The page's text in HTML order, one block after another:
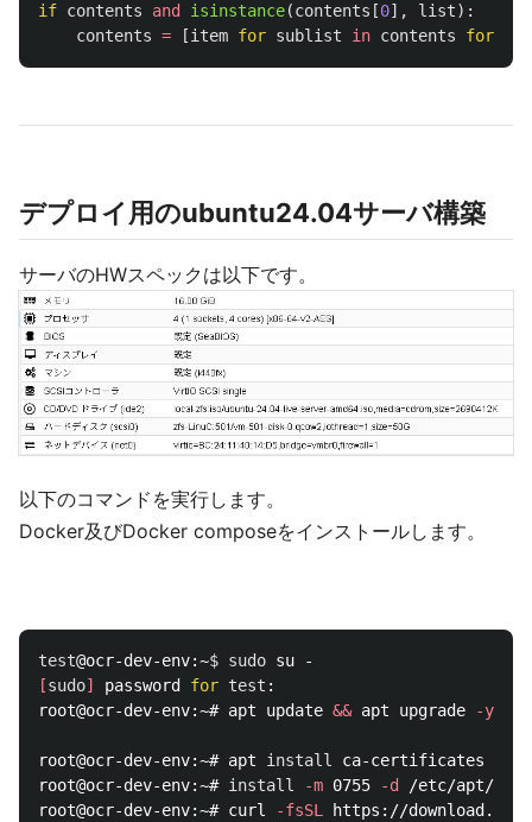
if contents and isinstance(contents [0], list):
contents = [item for sublist in contents for
デプロイ用のubuntu24.04サーバ構築
サーバのHWスペックは以下です。
以下のコマンドを実行します。
Docker及びDocker composeをインストールします。
test@ocr-dev-env:~$ sudo
[sudo] password for test :
root@ocr-dev-env:~# apt update && apt upgrade -y
root@ocr-dev-env:~# apt install ca-certificates curl
root@ocr-dev-env:~# install -m 0755 -d
/etc/apt/
root@ocr-dev-env:~# curl
-fsSL https://